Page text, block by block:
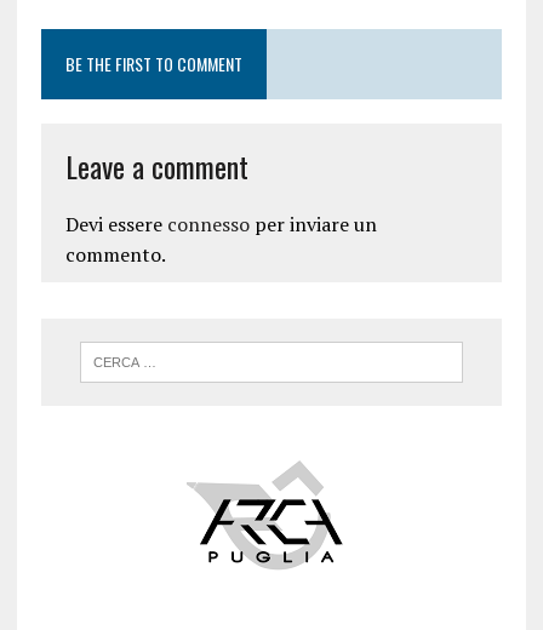
BE THE FIRST TO COMMENT
Leave a comment
Devi essere connessoper inviare un
commento.